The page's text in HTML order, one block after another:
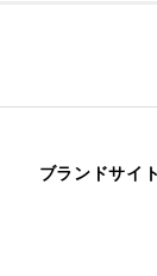
ブランドサイト